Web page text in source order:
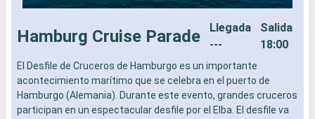
Hamburg Cruise Parade
Llegada
---
Salida
18:00
El Desfile de Cruceros de Hamburgo es un importante
acontecimiento marítimo que se celebra en el puerto de
Hamburgo (Alemania). Durante este evento, grandes cruceros
participan en un espectacular desfile por el Elba. El desfile va